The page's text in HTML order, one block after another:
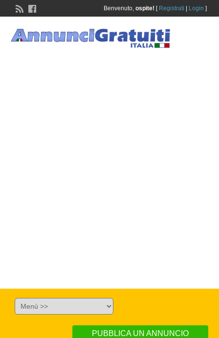
Benvenuto, ospite! [ Registrati Login ]
PUBBLICA UN ANNUNCIO